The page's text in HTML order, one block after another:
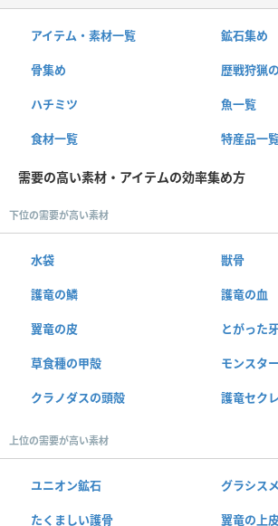
アイテム・素材一覧 鉱石集め
骨集め 歴戦狩猟
ハチミツ 魚一覧
食材一覧 特産品一
需要の高い素材・アイテムの効率集め方
下位の需要が高い素材
水袋 獣骨
護竜の鱗 護竜の血
翼竜の皮 とがった
草食種の甲殻 モンスタ
クラノダスの頭殻 護竜セク
上位の需要が高い素材
ユニオン鉱石 グラシス
たくましい護骨 翼竜の上皮